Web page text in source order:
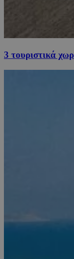
3 τουριστικά